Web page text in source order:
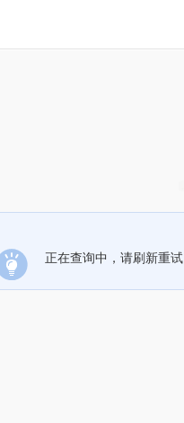
正在查询中，请刷新重试